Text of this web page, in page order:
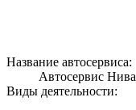
Название автосервиса:
Автосервис Нива
Виды деятельности: